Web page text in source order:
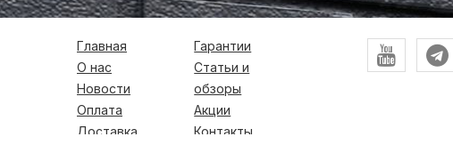
Главная
О нас
Новости
Оплата
Доставка
Гарантии
Статьи и
обзоры
Акции
Контакты